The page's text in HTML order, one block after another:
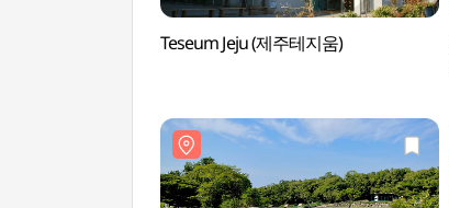
Teseum Jeju (제주테지움)